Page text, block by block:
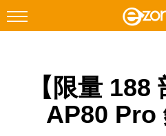
Facebook Instagram
科技焦點
【限量
AP80 Pro